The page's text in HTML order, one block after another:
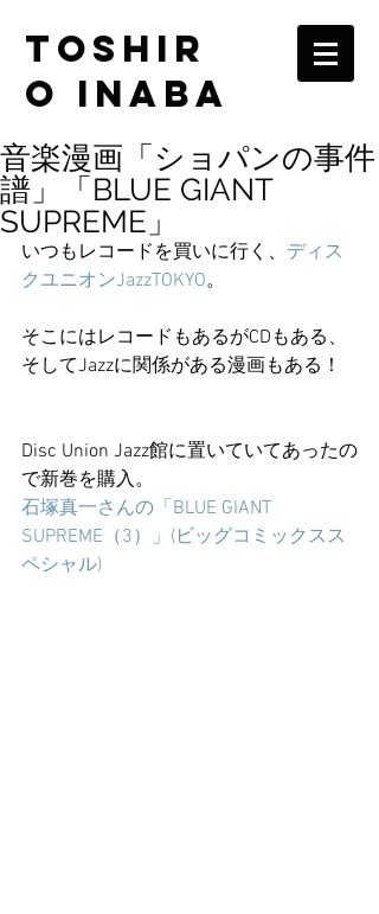
TOSHIR
O INABA
音楽漫画「ショパンの事件
譜」「BLUE GIANT
SUPREME」
いつもレコードを買いに行く、 ディス
クユニオンJazzTOKYO。
そこにはレコードもあるがCDもある、
そしてJazzに関係がある漫画もある！
Disc Union Jazz館に置いていてあったの
で新巻を購入。
石塚真一さんの「BLUE GIANT
SUPREME（3）」(ビッグコミックスス
ペシャル)